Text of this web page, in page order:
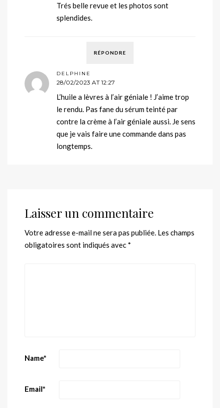
Trés belle revue et les photos sont
splendides.
RÉPONDRE
DELPHINE
28/02/2023 AT 12:27
L’huile a lèvres à l’air géniale ! J’aime trop
le rendu. Pas fane du sérum teinté par
contre la crème à l’air géniale aussi. Je sens
que je vais faire une commande dans pas
longtemps.
Laisser un commentaire
Votre adresse e-mail ne sera pas publiée. Les champs
obligatoires sont indiqués avec *
Name*
Email*